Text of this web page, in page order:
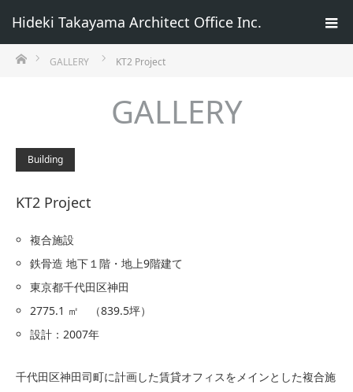
Hideki Takayama Architect Office Inc.
ホームGALLERY KT2 Project
GALLERY
Building
KT2 Project
複合施設
鉄骨造 地下１階・地上9階建て
東京都千代田区神田
2775.1 ㎡ （839.5坪）
設計：2007年
千代田区神田司町に計画した賃貸オフィスをメインとした複合施